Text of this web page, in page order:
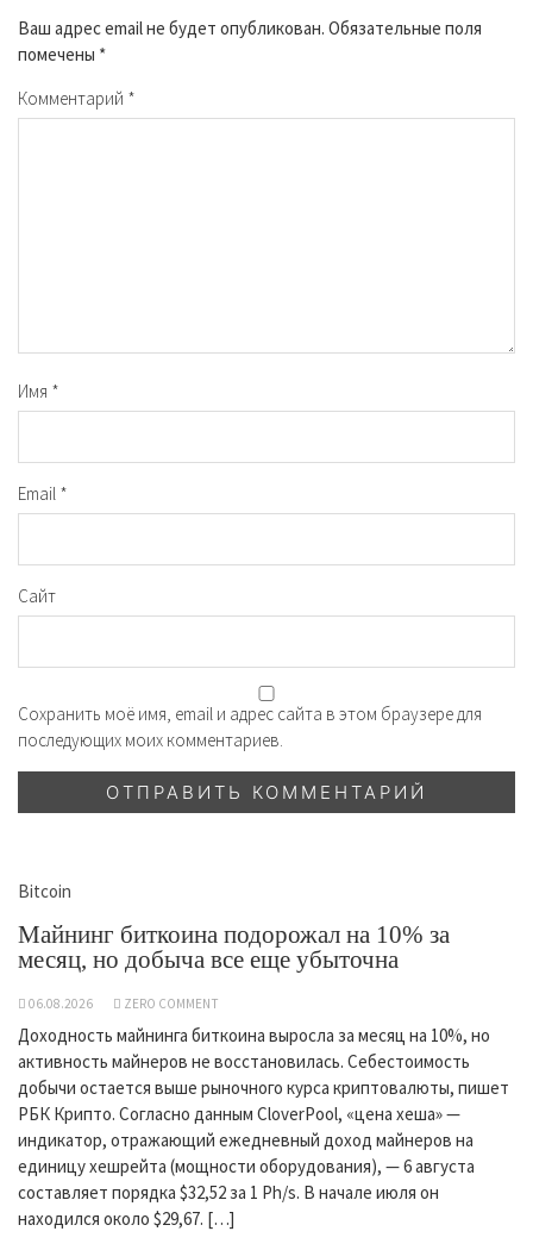
Ваш адрес email не будет опубликован. Обязательные поля
помечены *
Комментарий *
Имя *
Email *
Сайт
Сохранить моё имя, email и адрес сайта в этом браузере для
последующих моих комментариев.
Bitcoin
Майнинг биткоина подорожал на 10% за
месяц, но добыча все еще убыточна
06.08.2026 ZERO COMMENT
Доходность майнинга биткоина выросла за месяц на 10%, но
активность майнеров не восстановилась. Себестоимость
добычи остается выше рыночного курса криптовалюты, пишет
РБК Крипто. Согласно данным CloverPool, «цена хеша» —
индикатор, отражающий ежедневный доход майнеров на
единицу хешрейта (мощности оборудования), — 6 августа
составляет порядка $32,52 за 1 Ph/s. В начале июля он
находился около $29,67. […]